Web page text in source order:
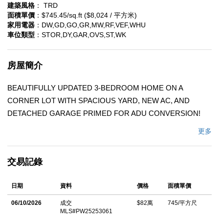
建築風格 ： TRD
面積單價 ：$745.45/sq.ft ($8,024 / 平方米)
家用電器 ：DW,GD,GO,GR,MW,RF,VEF,WHU
車位類型 ：STOR,DY,GAR,OVS,ST,WK
房屋簡介
BEAUTIFULLY UPDATED 3-BEDROOM HOME ON A
CORNER LOT WITH SPACIOUS YARD, NEW AC, AND
DETACHED GARAGE PRIMED FOR ADU CONVERSION!
lot, this residence boasts new flooring, new paint inside and out,
energy efficiency, and are guaranteed for life for lasting peace of
mind. Step inside to a tastefully designed living room with
recessed lighting and ceiling fan, flowing seamlessly into the
更多
交易記錄
日期 資料 價格 面積單價
06/10/2026
成交
MLS#PW25253061
$82萬 745/平方尺